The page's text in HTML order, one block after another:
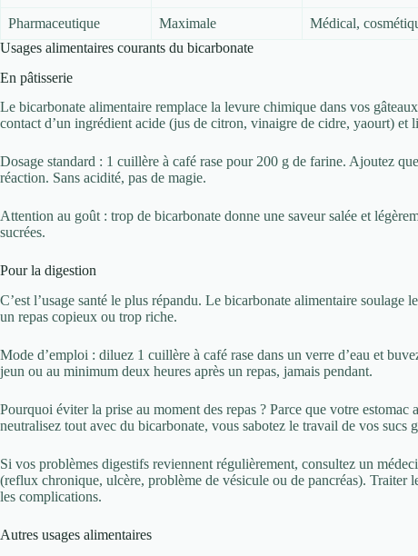
Pharmaceutique Maximale Médical,
Usages alimentaires courants du bicarbonate
En pâtisserie
Le bicarbonate alimentaire remplace la levure chimique dans vos
contact d’un ingrédient acide (jus de citron, vinaigre de cidre, yaourt) et
Dosage standard : 1 cuillère à café rase pour 200 g de farine. Ajoutez
réaction. Sans acidité, pas de magie.
Attention au goût : trop de bicarbonate donne une saveur salée et
sucrées.
Pour la digestion
C’est l’usage santé le plus répandu. Le bicarbonate alimentaire soulage
un repas copieux ou trop riche.
Mode d’emploi : diluez 1 cuillère à café rase dans un verre d’eau et
jeun ou au minimum deux heures après un repas, jamais pendant.
Pourquoi éviter la prise au moment des repas ? Parce que votre
neutralisez tout avec du bicarbonate, vous sabotez le travail de vos sucs
Si vos problèmes digestifs reviennent régulièrement, consultez un
(reflux chronique, ulcère, problème de vésicule ou de pancréas). Traiter
les complications.
Autres usages alimentaires